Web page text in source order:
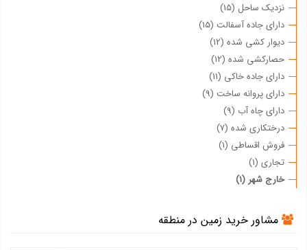
نزدیک ساحل (15)
دارای جاده آسفالت (15)
دیوار کشی شده (12)
حصارکشی شده (12)
دارای جاده خاکی (11)
دارای پروانه ساخت (9)
دارای چاه آب (9)
درختکاری شده (7)
فروش اقساطی (1)
تجاری (1)
خارج شهر (1)
مشاور خرید زمین در منطقه